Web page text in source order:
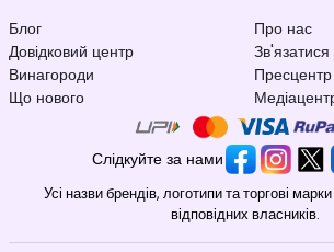
Блог
Довідковий центр
Винагороди
Що нового
Про нас
Пресцентр
Слідкуйте за нами
Усі назви брендів, логотипи та торгові
відповідних власників.